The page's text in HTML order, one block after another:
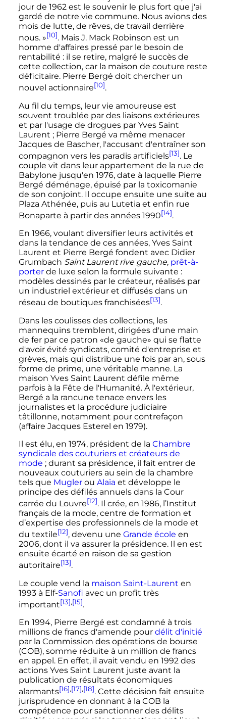
jour de 1962 est le souvenir le plus fort que j'ai
gardé de notre vie commune. Nous avions des
mois de lutte, de rêves, de travail derrière
nous. »[10]. Mais J. Mack Robinson est un
homme d'affaires pressé par le besoin de
rentabilité : il se retire, malgré le succès de
cette collection, car la maison de couture reste
déficitaire. Pierre Bergé doit chercher un
nouvel actionnaire[10].
Au fil du temps, leur vie amoureuse est
souvent troublée par des liaisons extérieures
et par l'usage de drogues par Yves Saint
Laurent ; Pierre Bergé va même menacer
Jacques de Bascher, l'accusant d'entraîner son
compagnon vers les paradis artificiels[13]. Le
couple vit dans leur appartement de la rue de
Babylone jusqu'en 1976, date à laquelle Pierre
Bergé déménage, épuisé par la toxicomanie
de son conjoint. Il occupe ensuite une suite au
Plaza Athénée, puis au Lutetia et enfin rue
Bonaparte à partir des années 1990[14].
En 1966, voulant diversifier leurs activités et
dans la tendance de ces années, Yves Saint
Laurent et Pierre Bergé fondent avec Didier
Grumbach Saint Laurent rive gauche, prêt-à-
porterde luxe selon la formule suivante :
modèles dessinés par le créateur, réalisés par
un industriel extérieur et diffusés dans un
réseau de boutiques franchisées[13].
Dans les coulisses des collections, les
mannequins tremblent, dirigées d'une main
de fer par ce patron «de gauche» qui se flatte
d'avoir évité syndicats, comité d'entreprise et
grèves, mais qui distribue une fois par an, sous
forme de prime, une véritable manne. La
maison Yves Saint Laurent défile même
parfois à la Fête de l'Humanité. À l'extérieur,
Bergé a la rancune tenace envers les
journalistes et la procédure judiciaire
tâtillonne, notamment pour contrefaçon
(affaire Jacques Esterel en 1979).
Il est élu, en 1974, président de la Chambre
syndicale des couturiers et créateurs de
mode ; durant sa présidence, il fait entrer de
nouveaux couturiers au sein de la chambre
tels que Muglerou Alaïa et développe le
principe des défilés annuels dans la Cour
carrée du Louvre[12]. Il crée, en 1986, l’Institut
français de la mode, centre de formation et
d’expertise des professionnels de la mode et
du textile[12], devenu une Grande école en
2006, dont il va assurer la présidence. Il en est
ensuite écarté en raison de sa gestion
autoritaire[13].
Le couple vend la maison Saint-Laurent en
1993 à Elf-Sanofi avec un profit très
important[13],[15].
En 1994, Pierre Bergé est condamné à trois
millions de francs d'amende pour délit d'initié
par la Commission des opérations de bourse
(COB), somme réduite à un million de francs
en appel. En effet, il avait vendu en 1992 des
actions Yves Saint Laurent juste avant la
publication de résultats économiques
alarmants[16],[17],[18]. Cette décision fait ensuite
jurisprudence en donnant à la COB la
compétence pour sanctionner des délits